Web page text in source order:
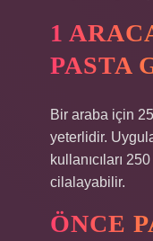
1
PASTA
Bir araba için
yeterlidir.
kullanıcıları
cilalayabilir.
ÖNCE